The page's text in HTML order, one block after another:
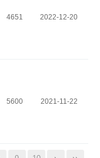
4651 2022-12-20
5600 2021-11-22